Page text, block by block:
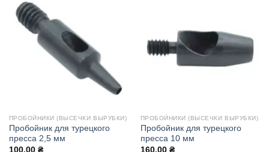
ПРОБОЙНИКИ (ВЫСЕЧКИ ВЫРУБКИ)
Пробойник для турецкого
пресса 2,5 мм
100.00 ₴
ПРОБОЙНИКИ (ВЫСЕЧКИ ВЫРУБКИ)
Пробойник для турецкого
пресса 10 мм
160.00 ₴